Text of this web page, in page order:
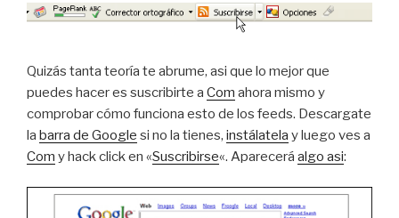
Quizás tanta teoría te abrume, asi que lo mejor que
puedes hacer es suscribirte a Com ahora mismo y
comprobar cómo funciona esto de los feeds. Descargate
la barra de Google si no la tienes, instálatela y luego ves a
Com y hack click en «Suscribirse«. Aparecerá algo asi: